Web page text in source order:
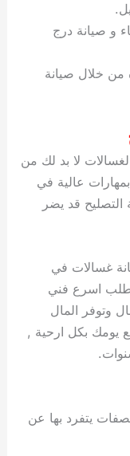
و صيانة درج
من خلال صيانة
لا بد لك من
بمهارات عالية في
قد يضر
غسالات في
فقط اتصل برقم 60615556 واطلب اسرع فني
وتوفر المال
يومك بكل ارحية ,
يتفرد بها عن